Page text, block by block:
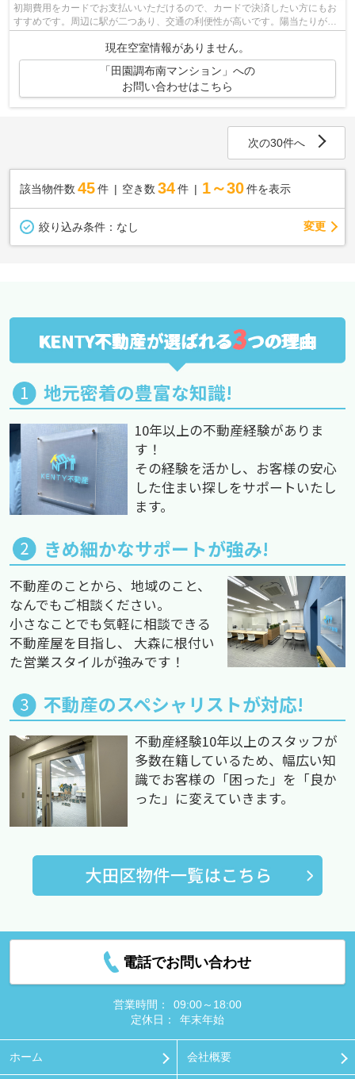
初期費用をカードでお支払いいただけるので、カードで決済したい方にもお
すすめです。周辺に駅が二つあり、交通の利便性が高いです。陽当たりが良
好な物件です。こちらはマンションタ...
現在空室情報がありません。
「田園調布南マンション」への
お問い合わせはこちら
次の30件へ
該当物件数 45件 空き数 34 件 1～30 件を表示
絞り込み条件： なし 変更
KENTY不動産が選ばれる3つの理由
地元密着の豊富な知識!
10年以上の不動産経験がありま
す！
その経験を活かし、お客様の安心
した住まい探しをサポートいたし
ます。
きめ細かなサポートが強み!
不動産のことから、地域のこと、
なんでもご相談ください。
小さなことでも気軽に相談できる
不動産屋を目指し、 大森に根付い
た営業スタイルが強みです！
不動産のスペシャリストが対応!
不動産経験10年以上のスタッフが
多数在籍しているため、幅広い知
識でお客様の「困った」を「良か
った」に変えていきます。
電話でお問い合わせ
営業時間：
09:00～18:00
定休日：
年末年始
ホーム 会社概要